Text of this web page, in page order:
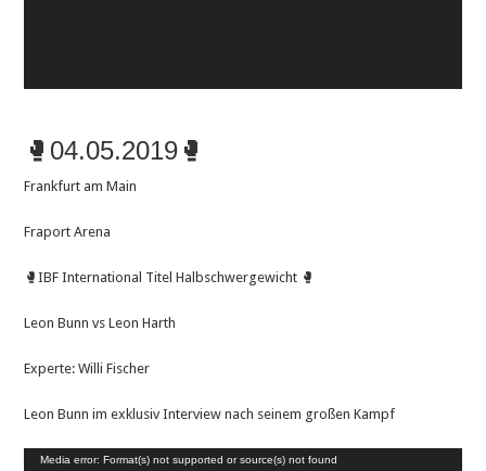
🥊04.05.2019🥊
Frankfurt am Main
Fraport Arena
🥊IBF International Titel Halbschwergewicht 🥊
Leon Bunn vs Leon Harth
Experte: Willi Fischer
Leon Bunn im exklusiv Interview nach seinem großen Kampf
Video-
Media error: Format(s) not supported or source(s) not found